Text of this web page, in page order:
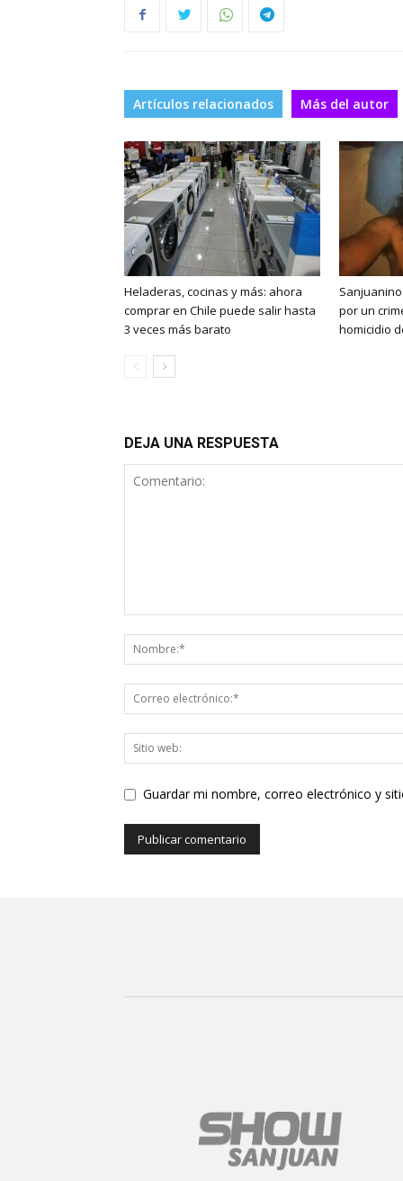
Artículos relacionados Más del autor
Heladeras, cocinas y más: ahora
comprar en Chile puede salir hasta
3 veces más barato
por un
homicidio
DEJA UNA RESPUESTA
Guardar mi nombre, correo electrónico y